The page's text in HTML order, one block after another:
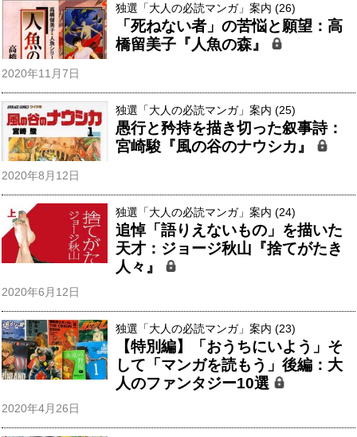
独選「大人の必読マンガ」案内 (26)
「死ねない者」の苦悩と願望：高
橋留美子『人魚の森』
2020年11月7日
独選「大人の必読マンガ」案内 (25)
愚行と矜持を描き切った叙事詩：
宮崎駿『風の谷のナウシカ』
2020年8月12日
独選「大人の必読マンガ」案内 (24)
追悼「語りえないもの」を描いた
天才：ジョージ秋山『捨てがたき
人々』
2020年6月12日
独選「大人の必読マンガ」案内 (23)
【特別編】「おうちにいよう」そ
して「マンガを読もう」後編：大
人のファンタジー10選
2020年4月26日